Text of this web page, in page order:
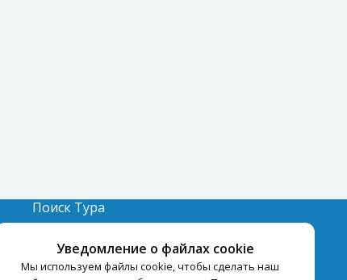
Уведомление о файлах cookie
Мы используем файлы cookie, чтобы сделать наш
Поиск Тура
Отели